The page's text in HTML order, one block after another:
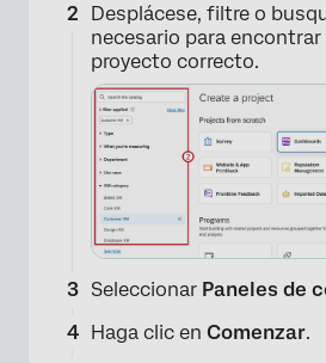
Desplácese, filtre o
necesario para
proyecto correcto.
Seleccionar Paneles de
Haga clic en Comenzar.